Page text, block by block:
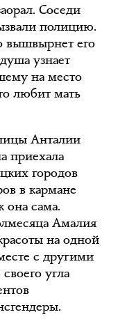
Соседи
полицию.
вышвырнет его
узнает
на место
любит мать
Анталии
приехала
городов
в кармане
она сама.
Амалия
на одной
с другими
угла